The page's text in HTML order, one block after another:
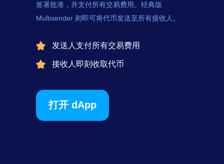
签署批准，并支付所有交易费用。经典版
Multisender 则即可将代币发送至所有接收人。
发送人支付所有交易费用
接收人即刻收取代币
打开 dApp